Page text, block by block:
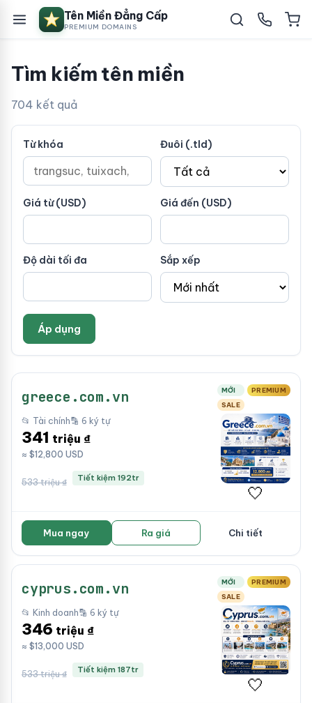
Tên Miền Đẳng Cấp
PREMIUM DOMAINS
Tìm kiếm tên miền
704 kết quả
Từ khóa Đuôi (.tld)
Giá từ (USD) Giá đến (USD)
Độ dài tối đa Sắp xếp
Áp dụng
greece.com.vn MỚI
PREMIUM
SALE
📂 Tài chính🔡 6 ký tự
341 triệu ₫
≈ $12,800 USD
533 triệu ₫ Tiết kiệm 192tr
🤍
Mua ngay Ra giá Chi tiết
cyprus.com.vn MỚI
PREMIUM
SALE
📂 Kinh doanh🔡 6 ký tự
346 triệu ₫
≈ $13,000 USD
533 triệu ₫ Tiết kiệm 187tr
🤍